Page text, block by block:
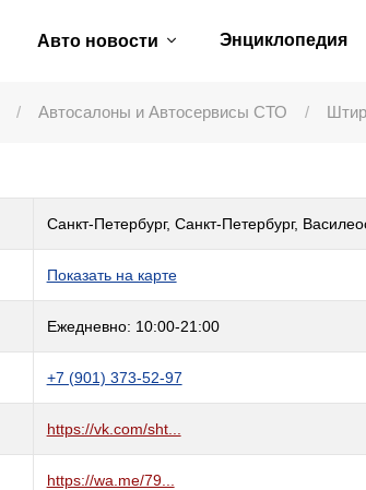
Авто новости Энциклопедия
Автосалоны и Автосервисы СТО
Санкт-Петербург, Санкт-Петербург,
Показать на карте
Ежедневно: 10:00-21:00
+7 (901) 373-52-97
https://vk.com/sht...
https://wa.me/79...